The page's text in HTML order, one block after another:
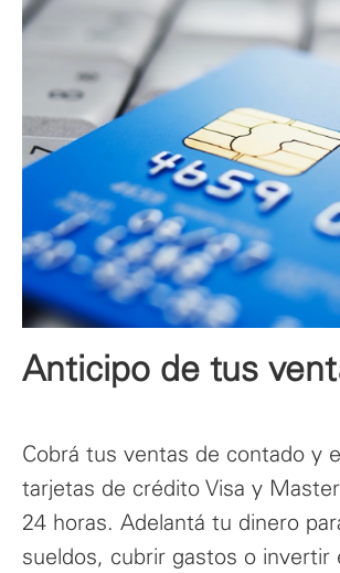
Anticipo de tus
Cobrá tus ventas de contado y
tarjetas de crédito Visa y
24 horas. Adelantá tu dinero
sueldos, cubrir gastos o invertir